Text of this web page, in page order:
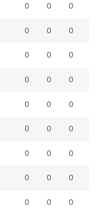
0 0 0
0 0 0
0 0 0
0 0 0
0 0 0
0 0 0
0 0 0
0 0 0
0 0 0